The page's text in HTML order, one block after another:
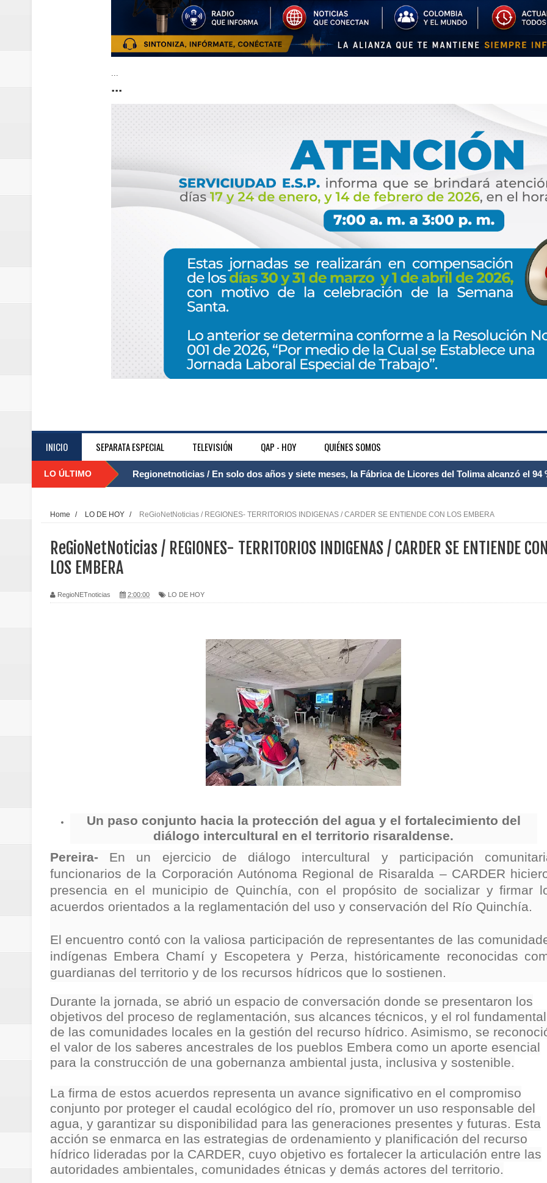
...
...
INICIO SEPARATA ESPECIAL TELEVISIÓN QAP - HOY QUIÉNES SOMOS
LO ÚLTIMO Regionetnoticias / El Aeropuerto Internacional Matecaña fortalece su conectividad con una
Regionetnoticias / Caldas fortalece el Mecanismo Articulador Departamental para el abordaje de
posesión presidencial
Regionetnoticias / La Alcaldía de Pereira continúa renovando espacios comunitarios que llevaban
Regionetnoticias / Agua potable transforma la vida de 68 estudiantes rurales en Filadelfia gracias
Regionetnoticias / Población vulnerable en Tuluá tendrá comedor comunitario gracias al
Regionetnoticias / Villarrica avanza hacia una ruta definitiva de reasentamiento
Regionetnoticias / Alcaldía de Cartagena avanza en trabajos contra las inundaciones con
calle San Juan de Dios del Centro Histórico
Regionetnoticias / Pereira avanza con resultados en salud mental, innovación y paz
Regionetnoticias / Estas son las millonarias inversiones del Gobierno Matiz en el municipio de
Regionetnoticias / Gobernación de Caldas hace seguimiento al avance de la construcción de 400
ecoeficientes en Marquetalia
Regionetnoticias / Despliegue de seguridad sin precedentes: El Valle y la nación refuerzan
terrestre para la posesión presidencial
ReGioNetNoticias / RISARALDA / Risaralda fortalece la preparación de sus municipios frente al
ReGionetNoticias / DOSQUEBRADAS / Dosquebradas fortalece la respuesta frente a tres
acciones que impactan a más de 20.000 personas
Home / LO DE HOY / ReGioNetNoticias / REGIONES- TERRITORIOS INDIGENAS / CARDER SE ENTIENDE CON LOS EMBERA
ReGioNetNoticias / REGIONES- TERRITORIOS INDIGENAS / CARDER SE ENTIENDE CON
LOS EMBERA
RegioNETnoticias 2:00:00 LO DE HOY
Un paso conjunto hacia la protección del agua y el fortalecimiento del
diálogo intercultural en el territorio risaraldense.
Pereira- En un ejercicio de diálogo intercultural y participación
funcionarios de la Corporación Autónoma Regional de Risaralda – CARDER
presencia en el municipio de Quinchía, con el propósito de socializar y firmar
acuerdos orientados a la reglamentación del uso y conservación del Río Quinchía.
El encuentro contó con la valiosa participación de representantes de las
indígenas Embera Chamí y Escopetera y Perza, históricamente reconocidas
guardianas del territorio y de los recursos hídricos que lo sostienen.
Durante la jornada, se abrió un espacio de conversación donde se presentaron los
objetivos del proceso de reglamentación, sus alcances técnicos, y el rol fundamental
de las comunidades locales en la gestión del recurso hídrico. Asimismo, se
el valor de los saberes ancestrales de los pueblos Embera como un aporte esencial
para la construcción de una gobernanza ambiental justa, inclusiva y sostenible.
La firma de estos acuerdos representa un avance significativo en el compromiso
conjunto por proteger el caudal ecológico del río, promover un uso responsable del
agua, y garantizar su disponibilidad para las generaciones presentes y futuras. Esta
acción se enmarca en las estrategias de ordenamiento y planificación del recurso
hídrico lideradas por la CARDER, cuyo objetivo es fortalecer la articulación entre las
autoridades ambientales, comunidades étnicas y demás actores del territorio.